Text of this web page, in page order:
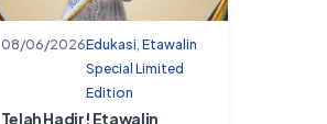
08/06/2026Edukasi Etawalin
Special Limited
Edition
Telah Hadir! Etawalin